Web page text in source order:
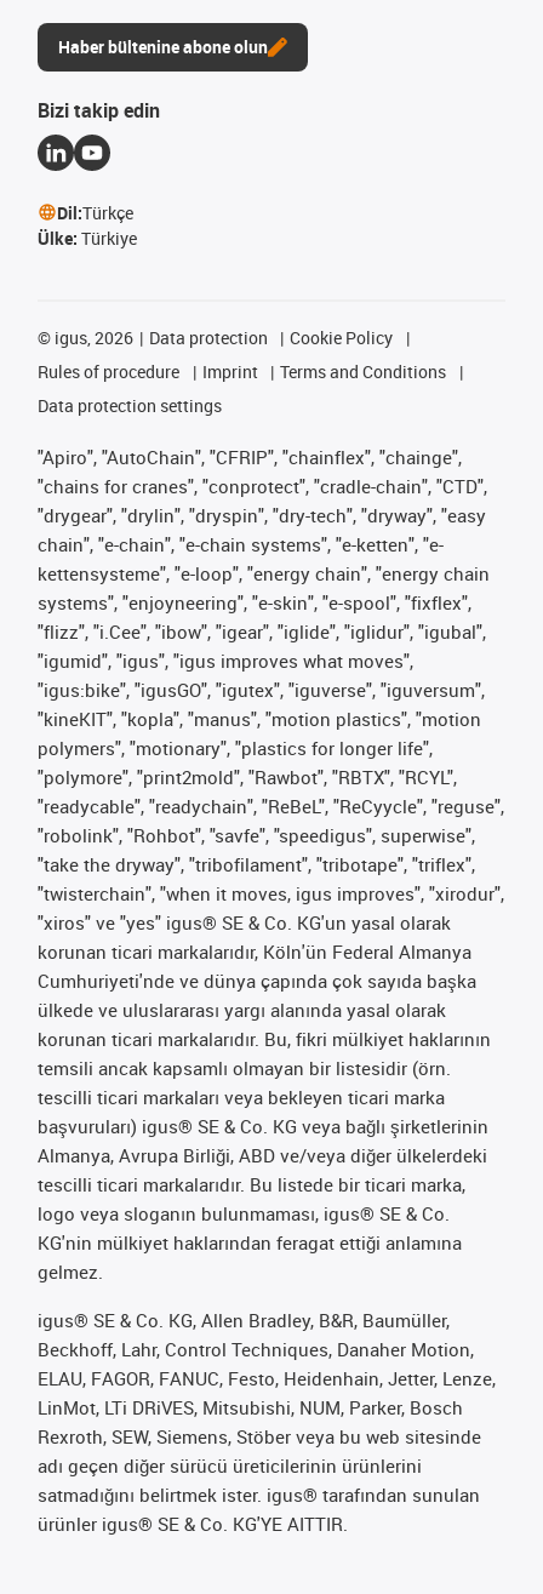
Haber bültenine abone olun
Bizi takip edin
Dil:Türkçe
Ülke: Türkiye
© igus, 2026 Data protection
Cookie Policy
Rules of procedure
Imprint
Terms and Conditions
Data protection settings
"Apiro", "AutoChain", "CFRIP", "chainflex", "chainge",
"chains for cranes", "conprotect", "cradle-chain", "CTD",
"drygear", "drylin", "dryspin", "dry-tech", "dryway", "easy
chain", "e-chain", "e-chain systems", "e-ketten", "e-
kettensysteme", "e-loop", "energy chain", "energy chain
systems", "enjoyneering", "e-skin", "e-spool", "fixflex",
"flizz", "i.Cee", "ibow", "igear", "iglide", "iglidur", "igubal",
"igumid", "igus", "igus improves what moves",
"igus:bike", "igusGO", "igutex", "iguverse", "iguversum",
"kineKIT", "kopla", "manus", "motion plastics", "motion
polymers", "motionary", "plastics for longer life",
"polymore", "print2mold", "Rawbot", "RBTX", "RCYL",
"readycable", "readychain", "ReBeL", "ReCyycle", "reguse",
"robolink", "Rohbot", "savfe", "speedigus", superwise",
"take the dryway", "tribofilament", "tribotape", "triflex",
"twisterchain", "when it moves, igus improves", "xirodur",
"xiros" ve "yes" igus® SE & Co. KG'un yasal olarak
korunan ticari markalarıdır, Köln'ün Federal Almanya
Cumhuriyeti'nde ve dünya çapında çok sayıda başka
ülkede ve uluslararası yargı alanında yasal olarak
korunan ticari markalarıdır. Bu, fikri mülkiyet haklarının
temsili ancak kapsamlı olmayan bir listesidir (örn.
tescilli ticari markaları veya bekleyen ticari marka
başvuruları) igus® SE & Co. KG veya bağlı şirketlerinin
Almanya, Avrupa Birliği, ABD ve/veya diğer ülkelerdeki
tescilli ticari markalarıdır. Bu listede bir ticari marka,
logo veya sloganın bulunmaması, igus® SE & Co.
KG'nin mülkiyet haklarından feragat ettiği anlamına
gelmez.
igus® SE & Co. KG, Allen Bradley, B&R, Baumüller,
Beckhoff, Lahr, Control Techniques, Danaher Motion,
ELAU, FAGOR, FANUC, Festo, Heidenhain, Jetter, Lenze,
LinMot, LTi DRiVES, Mitsubishi, NUM, Parker, Bosch
Rexroth, SEW, Siemens, Stöber veya bu web sitesinde
adı geçen diğer sürücü üreticilerinin ürünlerini
satmadığını belirtmek ister. igus® tarafından sunulan
ürünler igus® SE & Co. KG'YE AITTIR.